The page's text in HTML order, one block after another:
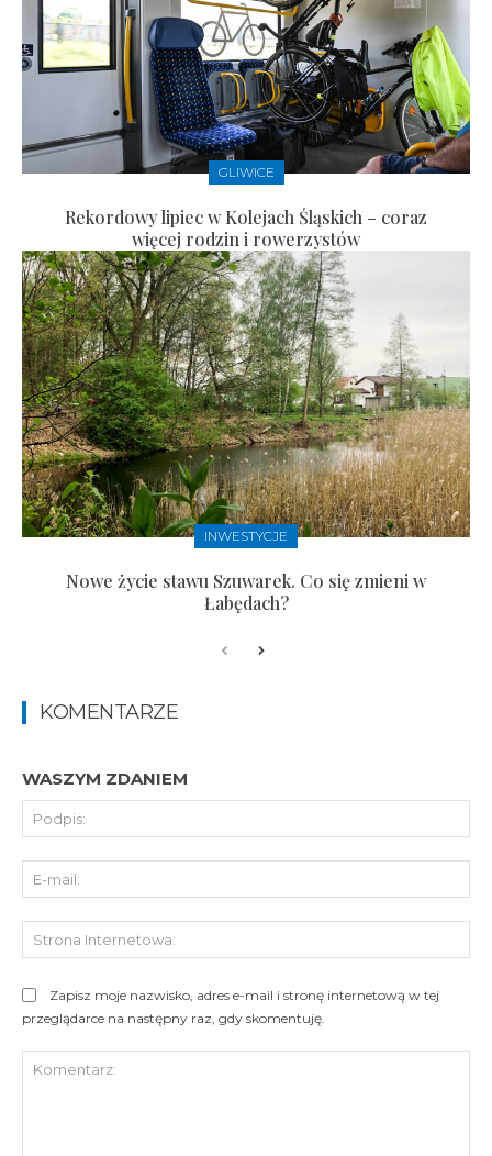
GLIWICE
Rekordowy lipiec w Kolejach Śląskich – coraz
więcej rodzin i rowerzystów
INWESTYCJE
Nowe życie stawu Szuwarek. Co się zmieni w
Łabędach?
KOMENTARZE
WASZYM ZDANIEM
Zapisz moje nazwisko, adres e-mail i stronę internetową w tej
przeglądarce na następny raz, gdy skomentuję.